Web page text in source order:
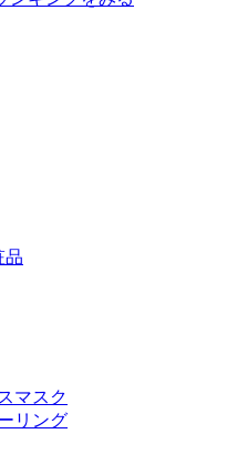
品
マスク
リング